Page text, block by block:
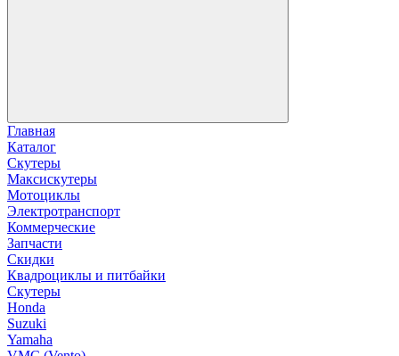
Главная
Каталог
Скутеры
Максискутеры
Мотоциклы
Электротранспорт
Коммерческие
Запчасти
Скидки
Квадроциклы и питбайки
Скутеры
Honda
Suzuki
Yamaha